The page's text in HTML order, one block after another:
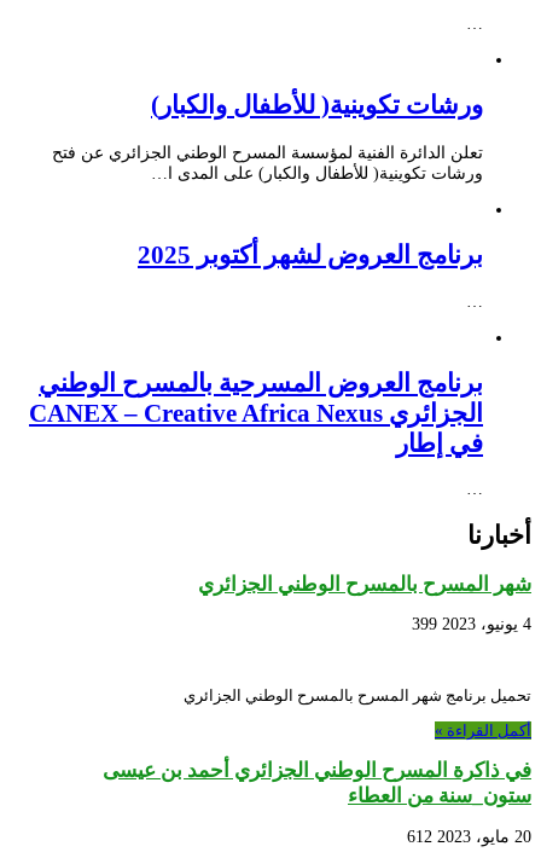
ورشات تكوينية( للأطفال والكبار)
تعلن الدائرة الفنية لمؤسسة المسرح الوطني الجزائري عن فتح
ورشات تكوينية( للأطفال والكبار) على المدى ا…
برنامج العروض لشهر أكتوبر 2025
برنامج العروض المسرحية بالمسرح الوطني
الجزائري CANEX – Creative Africa Nexus
في إطار
…
أخبارنا
شهر المسرح بالمسرح الوطني الجزائري
4 يونيو، 2023 399
تحميل برنامج شهر المسرح بالمسرح الوطني الجزائري
أكمل القراءة »
في ذاكرة المسرح الوطني الجزائري أحمد بن عيسى
ستون_سنة من العطاء
20 مايو، 2023 612